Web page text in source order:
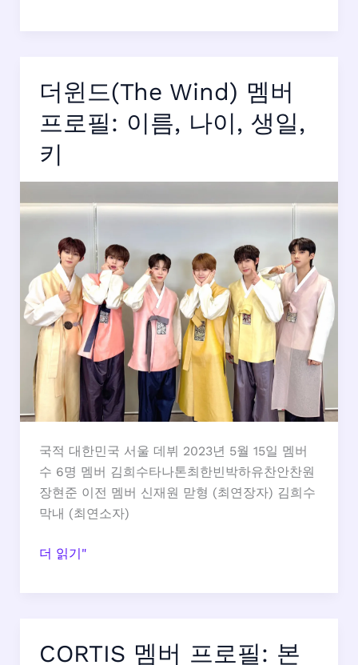
(BOY
STORY)
멤
버
필:
나
이,
생
일,
더윈드(The Wind) 멤버
프로필: 이름, 나이, 생일,
키
국적 대한민국 서울 데뷔 2023년 5월 15일 멤버
수 6명 멤버 김희수타나톤최한빈박하유찬안찬원
장현준 이전 멤버 신재원 맏형 (최연장자) 김희수
막내 (최연소자)
더
멤
더 읽기"
CORTIS 멤버 프로필: 본